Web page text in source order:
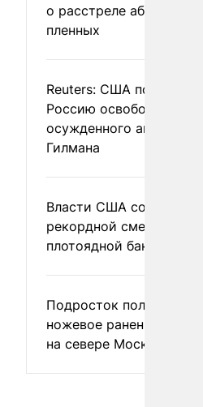
о расстреле абхазских
пленных
Reuters: США
Россию освободить
осужденного
Гилмана
Власти США сообщили
рекордной смертности
плотоядной бактерии
Подросток получил
ножевое ранение в
на севере Москвы